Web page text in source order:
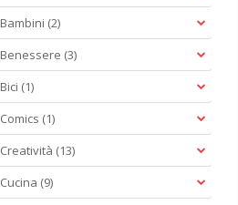
Bambini (2)
Benessere (3)
Bici (1)
Comics (1)
Creatività (13)
Cucina (9)